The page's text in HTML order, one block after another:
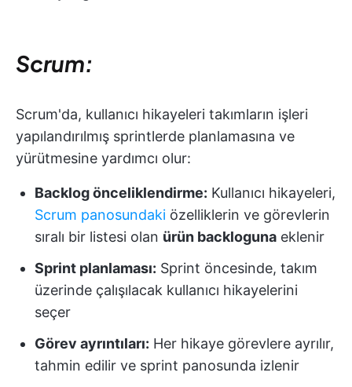
Scrum:
Scrum'da, kullanıcı hikayeleri takımların işleri
yapılandırılmış sprintlerde planlamasına ve
yürütmesine yardımcı olur:
Backlog önceliklendirme: Kullanıcı hikayeleri,
Scrum panosundaki özelliklerin ve görevlerin
sıralı bir listesi olan ürün backloguna eklenir
Sprint planlaması: Sprint öncesinde, takım
üzerinde çalışılacak kullanıcı hikayelerini
seçer
Görev ayrıntıları: Her hikaye görevlere ayrılır,
tahmin edilir ve sprint panosunda izlenir